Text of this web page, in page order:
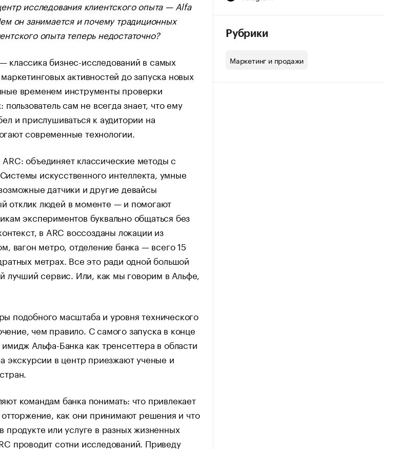
исследования клиентского опыта — Alfa
он занимается и почему традиционных
опыта теперь недостаточно?
бизнес-исследований в самых
активностей до запуска новых
временем инструменты проверки
сам не всегда знает, что ему
и прислушиваться к аудитории на
современные технологии.
объединяет классические методы с
искусственного интеллекта, умные
датчики и другие девайсы
отклик людей в моменте — и помогают
экспериментов буквально общаться без
в ARC воссозданы локации из
вагон метро, отделение банка — всего 15
метрах. Все это ради одной большой
лучший сервис. Или, как мы говорим в Альфе,
подобного масштаба и уровня технического
чем правило. С самого запуска в конце
Альфа-Банка как тренсеттера в области
экскурсии в центр приезжают ученые и
командам банка понимать: что привлекает
отторжение, как они принимают решения и что
продукте или услуге в разных жизненных
проводит сотни исследований. Приведу
Рубрики
Маркетинг и продажи